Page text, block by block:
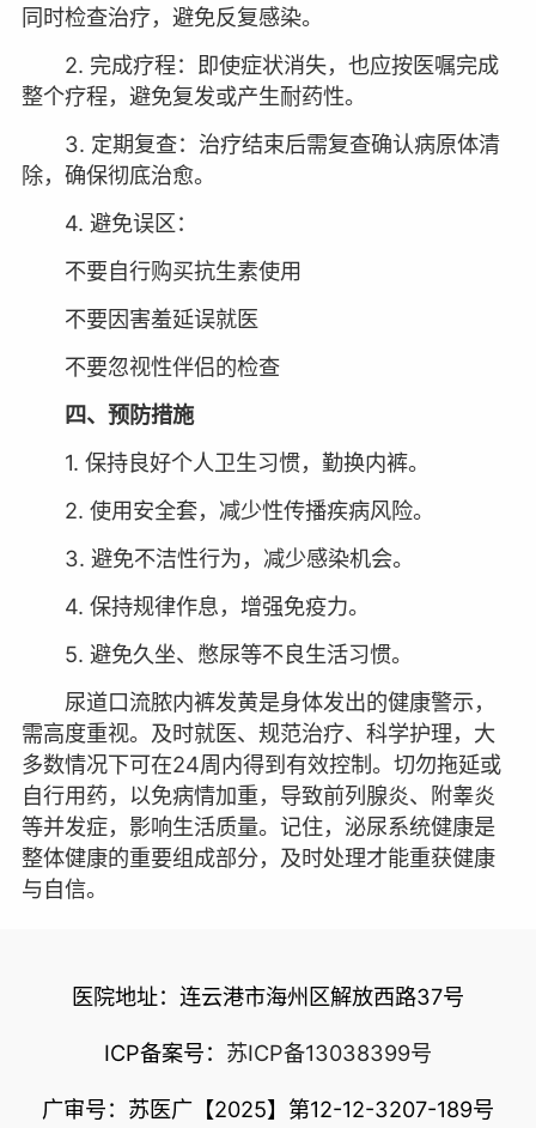
同时检查治疗，避免反复感染。
2. 完成疗程：即使症状消失，也应按医嘱完成
整个疗程，避免复发或产生耐药性。
3. 定期复查：治疗结束后需复查确认病原体清
除，确保彻底治愈。
4. 避免误区：
不要自行购买抗生素使用
不要因害羞延误就医
不要忽视性伴侣的检查
四、预防措施
1. 保持良好个人卫生习惯，勤换内裤。
2. 使用安全套，减少性传播疾病风险。
3. 避免不洁性行为，减少感染机会。
4. 保持规律作息，增强免疫力。
5. 避免久坐、憋尿等不良生活习惯。
尿道口流脓内裤发黄是身体发出的健康警示，
需高度重视。及时就医、规范治疗、科学护理，大
多数情况下可在24周内得到有效控制。切勿拖延或
自行用药，以免病情加重，导致前列腺炎、附睾炎
等并发症，影响生活质量。记住，泌尿系统健康是
整体健康的重要组成部分，及时处理才能重获健康
与自信。
医院地址：连云港市海州区解放西路37号
ICP备案号： 苏ICP备13038399号
广审号：苏医广【2025】第12-12-3207-189号